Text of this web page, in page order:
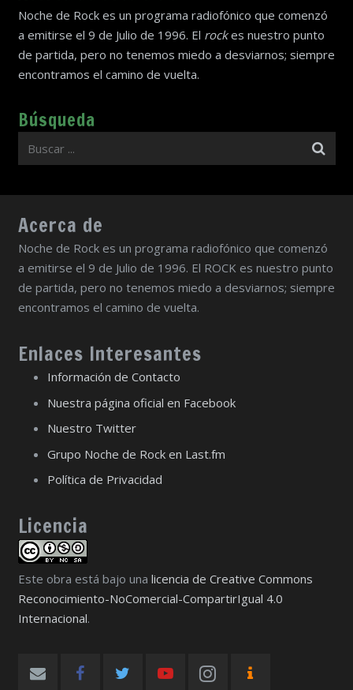
Noche de Rock es un programa radiofónico que comenzó
a emitirse el 9 de Julio de 1996. El rockes nuestro punto
de partida, pero no tenemos miedo a desviarnos; siempre
encontramos el camino de vuelta.
Búsqueda
Acerca de
Noche de Rock es un programa radiofónico que comenzó
a emitirse el 9 de Julio de 1996. El ROCK es nuestro punto
de partida, pero no tenemos miedo a desviarnos; siempre
encontramos el camino de vuelta.
Enlaces Interesantes
Información de Contacto
Nuestra página oficial en Facebook
Nuestro Twitter
Grupo Noche de Rock en Last.fm
Política de Privacidad
Licencia
Este obra está bajo una licencia de Creative Commons
Reconocimiento-NoComercial-CompartirIgual 4.0
Internacional.